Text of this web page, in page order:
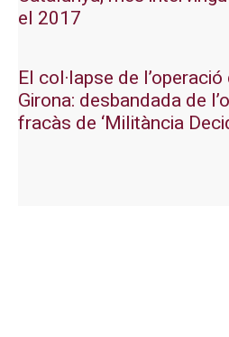
el 2017
El col·lapse de
Girona: desbandada de
fracàs de ‘Militància